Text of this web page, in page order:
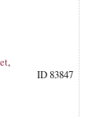
,
ID 83847